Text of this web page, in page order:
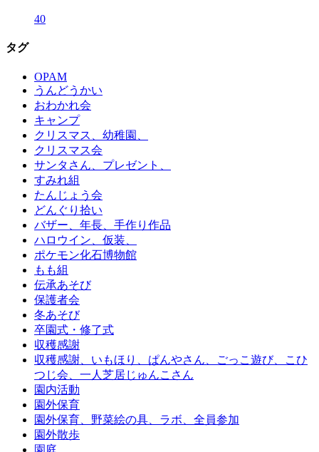
40
タグ
OPAM
うんどうかい
おわかれ会
キャンプ
クリスマス、幼稚園、
クリスマス会
サンタさん、プレゼント、
すみれ組
たんじょう会
どんぐり拾い
バザー、年長、手作り作品
ハロウイン、仮装、
ポケモン化石博物館
もも組
伝承あそび
保護者会
冬あそび
卒園式・修了式
収穫感謝
収穫感謝、いもほり、ぱんやさん、ごっこ遊び、こひ
つじ会、一人芝居じゅんこさん
園内活動
園外保育
園外保育、野菜絵の具、ラボ、全員参加
園外散歩